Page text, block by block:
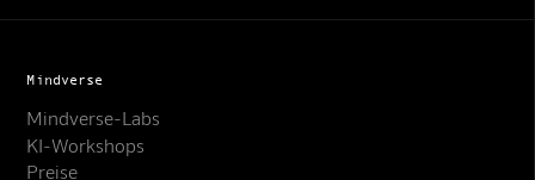
Mindverse
Mindverse-Labs
KI-Workshops
Preise